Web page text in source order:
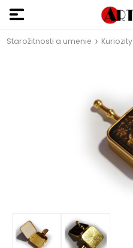
Starožitnosti a umenie Kuriozity